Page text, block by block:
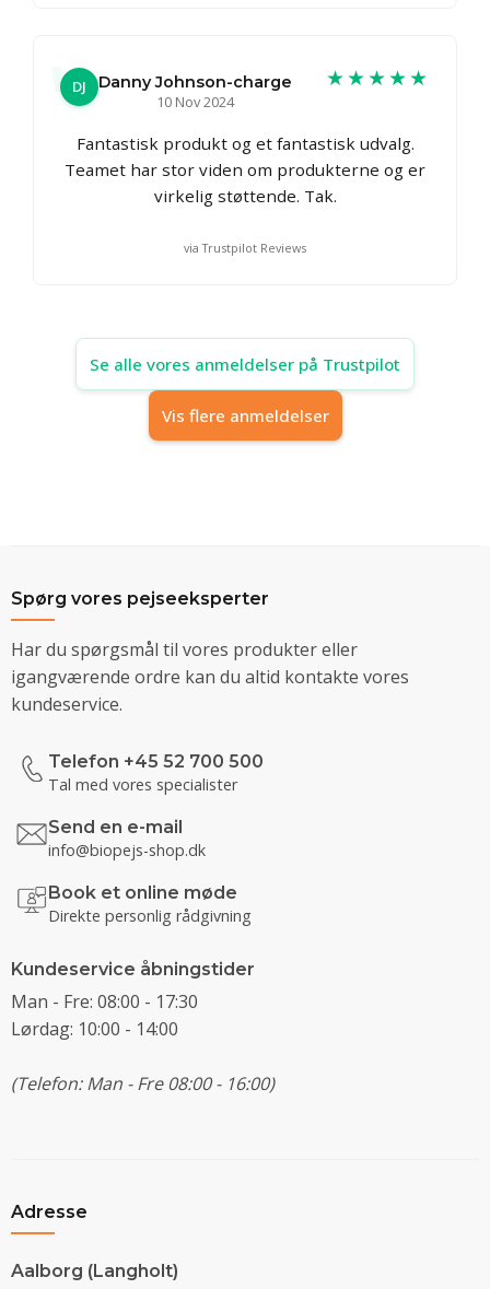
DJ
Danny Johnson-charge
10 Nov 2024
★★★★★
Fantastisk produkt og et fantastisk udvalg.
Teamet har stor viden om produkterne og er
virkelig støttende. Tak.
via Trustpilot Reviews
Se alle vores anmeldelser på Trustpilot
Vis flere anmeldelser
Spørg vores pejseeksperter
Har du spørgsmål til vores produkter eller
igangværende ordre kan du altid kontakte vores
kundeservice.
Telefon +45 52 700 500
Tal med vores specialister
Send en e-mail
info@biopejs-shop.dk
Book et online møde
Direkte personlig rådgivning
Kundeservice åbningstider
Man - Fre: 08:00 - 17:30
Lørdag: 10:00 - 14:00
(Telefon: Man - Fre 08:00 - 16:00)
Adresse
Aalborg (Langholt)